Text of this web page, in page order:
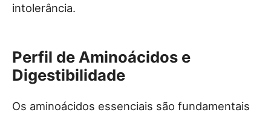
intolerância.
Perfil de Aminoácidos e
Digestibilidade
Os aminoácidos essenciais são fundamentais